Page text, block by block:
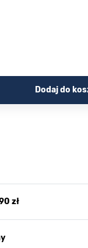
Dodaj do
zł